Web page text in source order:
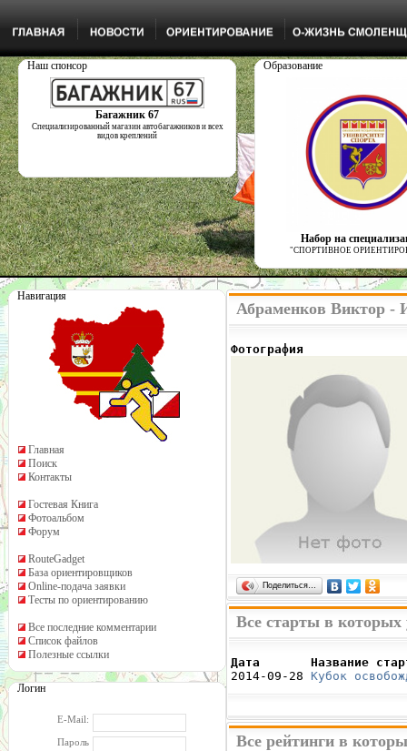
Наш спонсор
Багажник 67
Специализированный магазин автобагажников и всех
видов креплений
Образование
Набор на
"СПОРТИВНОЕ
Навигация
Главная
Поиск
Контакты
Гостевая Книга
Фотоальбом
Форум
RouteGadget
База ориентировщиков
Online-подача заявки
Тесты по ориентированию
Все последние комментарии
Список файлов
Полезные ссылки
Логин
E-Mail:
Пароль
Абраменков Виктор -
Фотография
Поделиться…
Все старты в которых
Дата       Название
2014-09-28 Кубок
Все рейтинги в